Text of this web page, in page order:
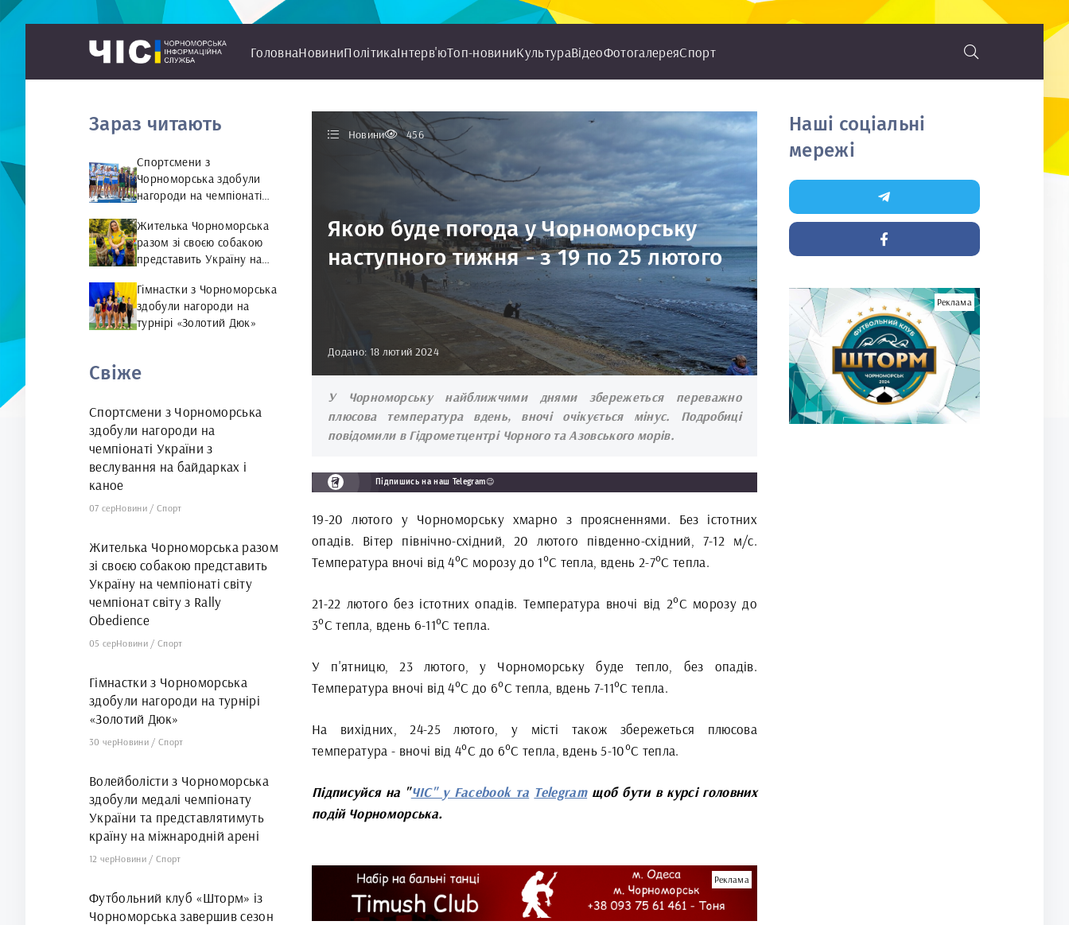
ГоловнаНовиниПолітикаІнтерв'юТоп-новиниКультураВідеоФотогалереяСпорт
Новини 456
Якою буде погода у Чорноморську
наступного тижня - з 19 по 25 лютого
Додано: 18 лютий 2024
У Чорноморську найближчими днями збережеться переважно
плюсова температура вдень, вночі очікується мінус. Подробиці
повідомили в Гідрометцентрі Чорного та Азовського морів.
Підпишись на наш Telegram😉
19-20 лютого у Чорноморську хмарно з проясненнями. Без істотних
опадів. Вітер північно-східний, 20 лютого південно-східний, 7-12 м/с.
Температура вночі від 4°С морозу до 1°С тепла, вдень 2-7°С тепла.
21-22 лютого без істотних опадів. Температура вночі від 2°С морозу до
3°С тепла, вдень 6-11°С тепла.
У п'ятницю, 23 лютого, у Чорноморську буде тепло, без опадів.
Температура вночі від 4°С до 6°С тепла, вдень 7-11°С тепла.
На вихідних, 24-25 лютого, у місті також збережеться плюсова
температура - вночі від 4°С до 6°С тепла, вдень 5-10°С тепла.
Підписуйся на "ЧІС" у Facebook та Telegram щоб бути в курсі головних
подій Чорноморська.
Реклама
Зараз читають
Спортсмени з
Чорноморська здобули
нагороди на чемпіонаті
байдарках і каное
Жителька Чорноморська
разом зі своєю собакою
представить Україну на
світу з Rally Obedience
Гімнастки з Чорноморська
здобули нагороди на
турнірі «Золотий Дюк»
Свіже
Спортсмени з Чорноморська
здобули нагороди на
чемпіонаті України з
веслування на байдарках і
каное
07 серНовини /Спорт
Жителька Чорноморська разом
зі своєю собакою представить
Україну на чемпіонаті світу
чемпіонат світу з Rally
Obedience
05 серНовини /Спорт
Гімнастки з Чорноморська
здобули нагороди на турнірі
«Золотий Дюк»
30 черНовини /Спорт
Волейболісти з Чорноморська
здобули медалі чемпіонату
України та представлятимуть
країну на міжнародній арені
12 черНовини /Спорт
Футбольний клуб «Шторм» із
Чорноморська завершив сезон
Наші соціальні
мережі
Реклама